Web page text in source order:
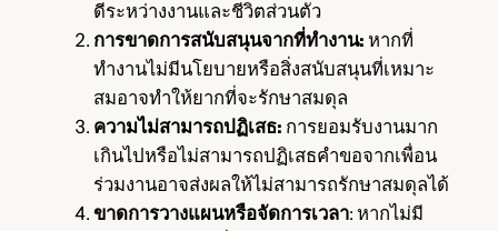
ดีระหว่างงานและชีวิตส่วนตัว
การขาดการสนับสนุนจากที่ทำงาน: หากที่
ทำงานไม่มีนโยบายหรือสิ่งสนับสนุนที่เหมาะ
สมอาจทำให้ยากที่จะรักษาสมดุล
ความไม่สามารถปฏิเสธ: การยอมรับงานมาก
เกินไปหรือไม่สามารถปฏิเสธคำขอจากเพื่อน
ร่วมงานอาจส่งผลให้ไม่สามารถรักษาสมดุลได้
ขาดการวางแผนหรือจัดการเวลา: หากไม่มี